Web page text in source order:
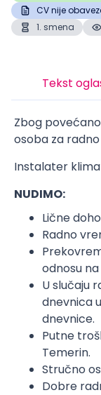
CV nije
1. smena
Tekst
Zbog
osoba za
Instalater
NUDIMO:
Lične
Radno
odnosu
U slučaju
dnevnica
dnevnice.
Putne
Temerin.
Stručno
Dobre